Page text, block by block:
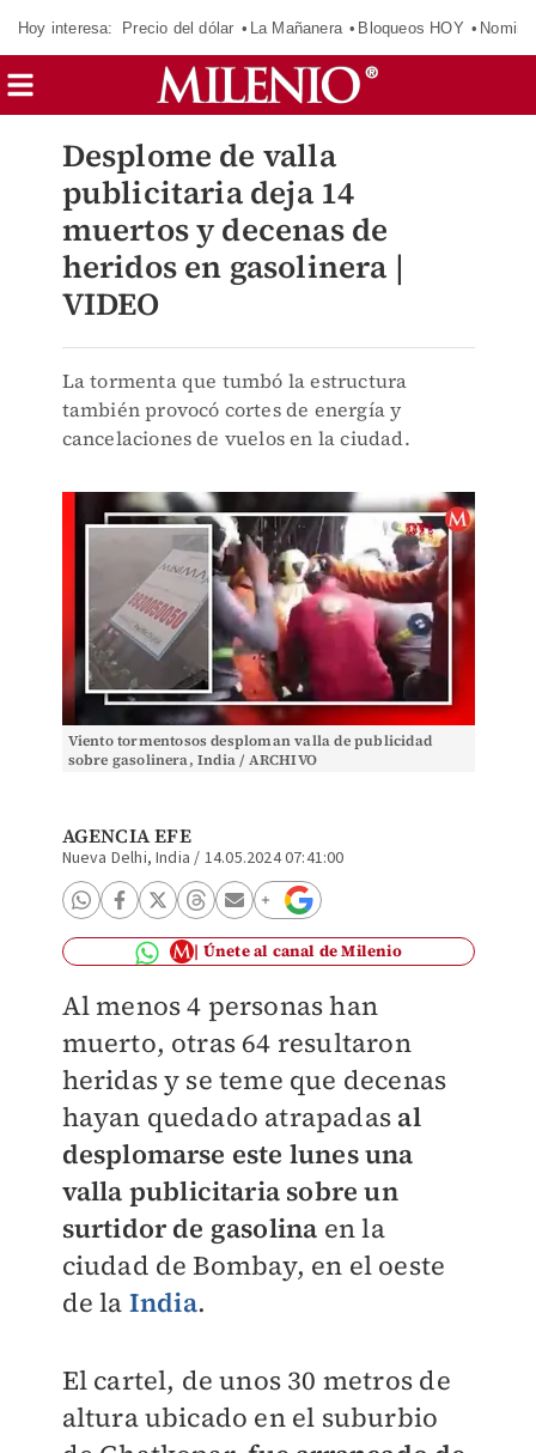
Hoy interesa: Precio del dólar La Mañanera Bloqueos HOY
Desplome de valla
publicitaria deja 14
muertos y decenas de
heridos en gasolinera |
VIDEO
La tormenta que tumbó la estructura
también provocó cortes de energía y
cancelaciones de vuelos en la ciudad.
Viento tormentosos desploman valla de publicidad
sobre gasolinera, India / ARCHIVO
AGENCIA EFE
Nueva Delhi, India / 14.05.2024 07:41:00
Únete al canal de Milenio
Al menos 4 personas han
muerto, otras 64 resultaron
heridas y se teme que decenas
hayan quedado atrapadas al
desplomarse este lunes una
valla publicitaria sobre un
surtidor de gasolina en la
ciudad de Bombay, en el oeste
de la India.
El cartel, de unos 30 metros de
altura ubicado en el suburbio